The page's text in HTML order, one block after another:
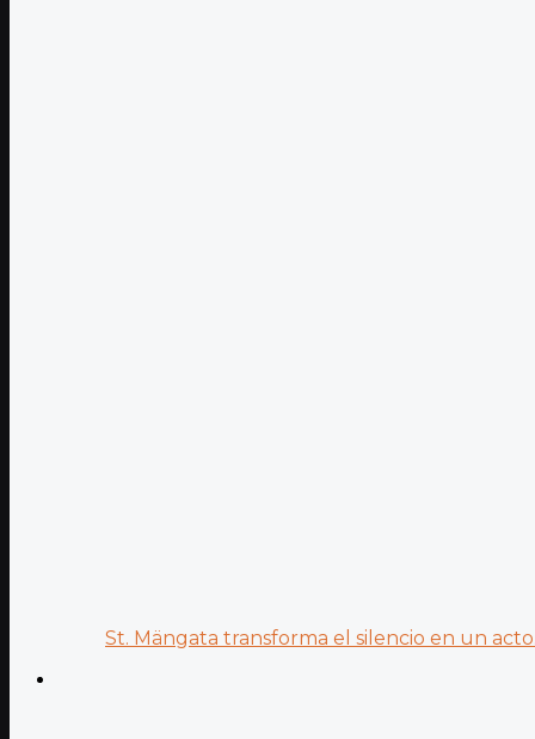
St. Mängata transforma el silencio en un